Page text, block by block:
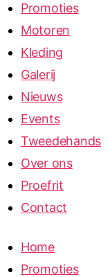
Promoties
Motoren
Kleding
Galerij
Nieuws
Events
Tweedehands
Over ons
Proefrit
Contact
Home
Promoties